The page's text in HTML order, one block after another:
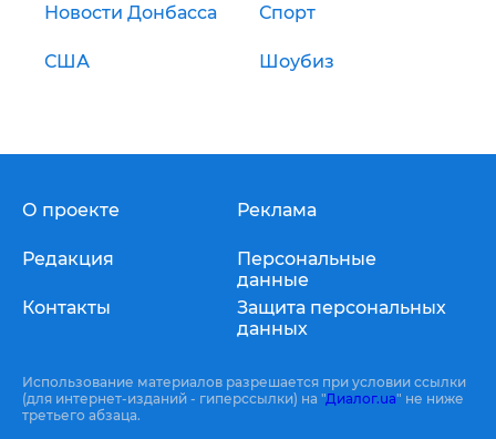
Новости Донбасса Спорт
США Шоубиз
О проекте
Редакция
Контакты
Реклама
Персональные
данные
Защита персональных
данных
Использование материалов разрешается при условии ссылки
(для интернет-изданий - гиперссылки) на "Диалог.ua" не ниже
третьего абзаца.